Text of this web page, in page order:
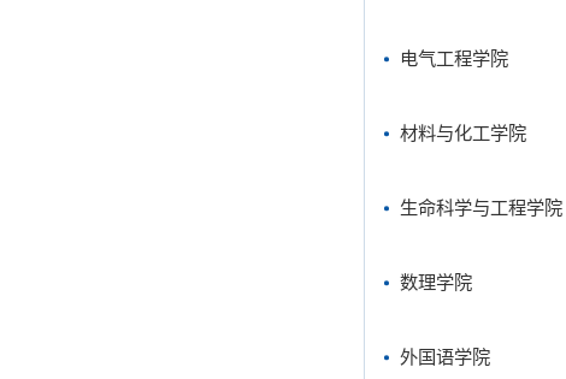
电气工程学院
材料与化工学院
生命科学与工程学院
数理学院
外国语学院